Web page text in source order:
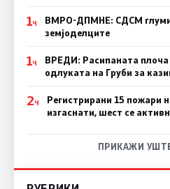
1Ч
ВМРО-ДПМНЕ: СДСМ глуми
земјоделците
1Ч
ВРЕДИ: Расипаната
одлуката на Груби за
2Ч
Регистрирани 15 пожари
изгаснати, шест се
ПРИКАЖИ